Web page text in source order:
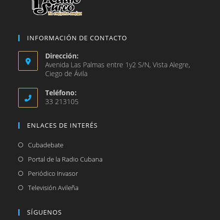
INFORMACIÓN DE CONTACTO
Dirección:
Avenida Las Palmas entre 1y2 S/N, Vista Alegre,
Ciego de Ávila
Teléfono:
33 213105
ENLACES DE INTERÉS
CubadebateSe
abre
nueva
Portal de la Radio Cubana
Periódico InvasorSe
abre
Televisión Avileña
SÍGUENOS